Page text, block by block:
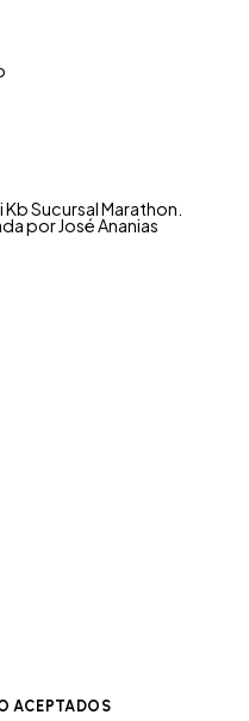
Sucursal Marathon.
por José Ananias
ACEPTADOS